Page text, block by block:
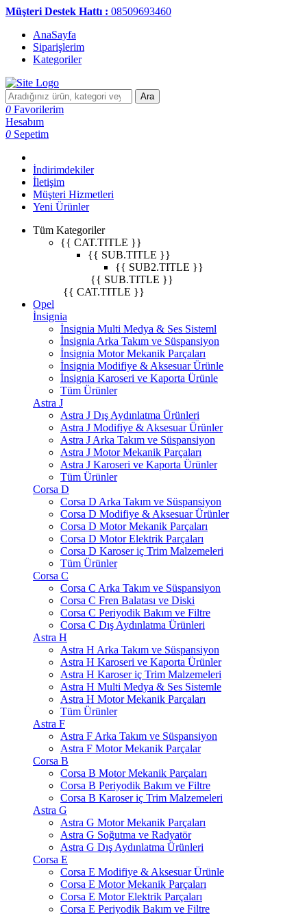
Müşteri Destek Hattı : 08509693460
AnaSayfa
Siparişlerim
Kategoriler
Ara
0 Favorilerim
Hesabım
0 Sepetim
İndirimdekiler
İletişim
Müşteri Hizmetleri
Yeni Ürünler
Tüm Kategoriler
{{ CAT.TITLE }}
{{ SUB.TITLE }}
{{ SUB2.TITLE }}
{{ SUB.TITLE }}
{{ CAT.TITLE }}
Opel
İnsignia
İnsignia Multi Medya & Ses Sisteml
İnsignia Arka Takım ve Süspansiyon
İnsignia Motor Mekanik Parçaları
İnsignia Modifiye & Aksesuar Ürünle
İnsignia Karoseri ve Kaporta Ürünle
Tüm Ürünler
Astra J
Astra J Dış Aydınlatma Ürünleri
Astra J Modifiye & Aksesuar Ürünler
Astra J Arka Takım ve Süspansiyon
Astra J Motor Mekanik Parçaları
Astra J Karoseri ve Kaporta Ürünler
Tüm Ürünler
Corsa D
Corsa D Arka Takım ve Süspansiyon
Corsa D Modifiye & Aksesuar Ürünler
Corsa D Motor Mekanik Parçaları
Corsa D Motor Elektrik Parçaları
Corsa D Karoser iç Trim Malzemeleri
Tüm Ürünler
Corsa C
Corsa C Arka Takım ve Süspansiyon
Corsa C Fren Balatası ve Diski
Corsa C Periyodik Bakım ve Filtre
Corsa C Dış Aydınlatma Ürünleri
Astra H
Astra H Arka Takım ve Süspansiyon
Astra H Karoseri ve Kaporta Ürünler
Astra H Karoser iç Trim Malzemeleri
Astra H Multi Medya & Ses Sistemle
Astra H Motor Mekanik Parçaları
Tüm Ürünler
Astra F
Astra F Arka Takım ve Süspansiyon
Astra F Motor Mekanik Parçalar
Corsa B
Corsa B Motor Mekanik Parçaları
Corsa B Periyodik Bakım ve Filtre
Corsa B Karoser iç Trim Malzemeleri
Astra G
Astra G Motor Mekanik Parçaları
Astra G Soğutma ve Radyatör
Astra G Dış Aydınlatma Ürünleri
Corsa E
Corsa E Modifiye & Aksesuar Ürünle
Corsa E Motor Mekanik Parçaları
Corsa E Motor Elektrik Parçaları
Corsa E Periyodik Bakım ve Filtre